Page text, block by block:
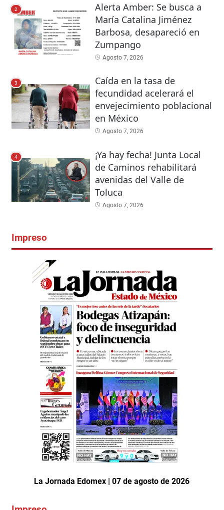
2
Alerta Amber: Se busca a
María Catalina Jiménez
Barbosa, desapareció en
Zumpango
Agosto 7, 2026
3
Caída en la tasa de
fecundidad acelerará el
envejecimiento poblacional
en México
Agosto 7, 2026
4
¡Ya hay fecha! Junta Local
de Caminos rehabilitará
avenidas del Valle de
Toluca
Agosto 7, 2026
Impreso
La Jornada Edomex | 07 de agosto de 2026